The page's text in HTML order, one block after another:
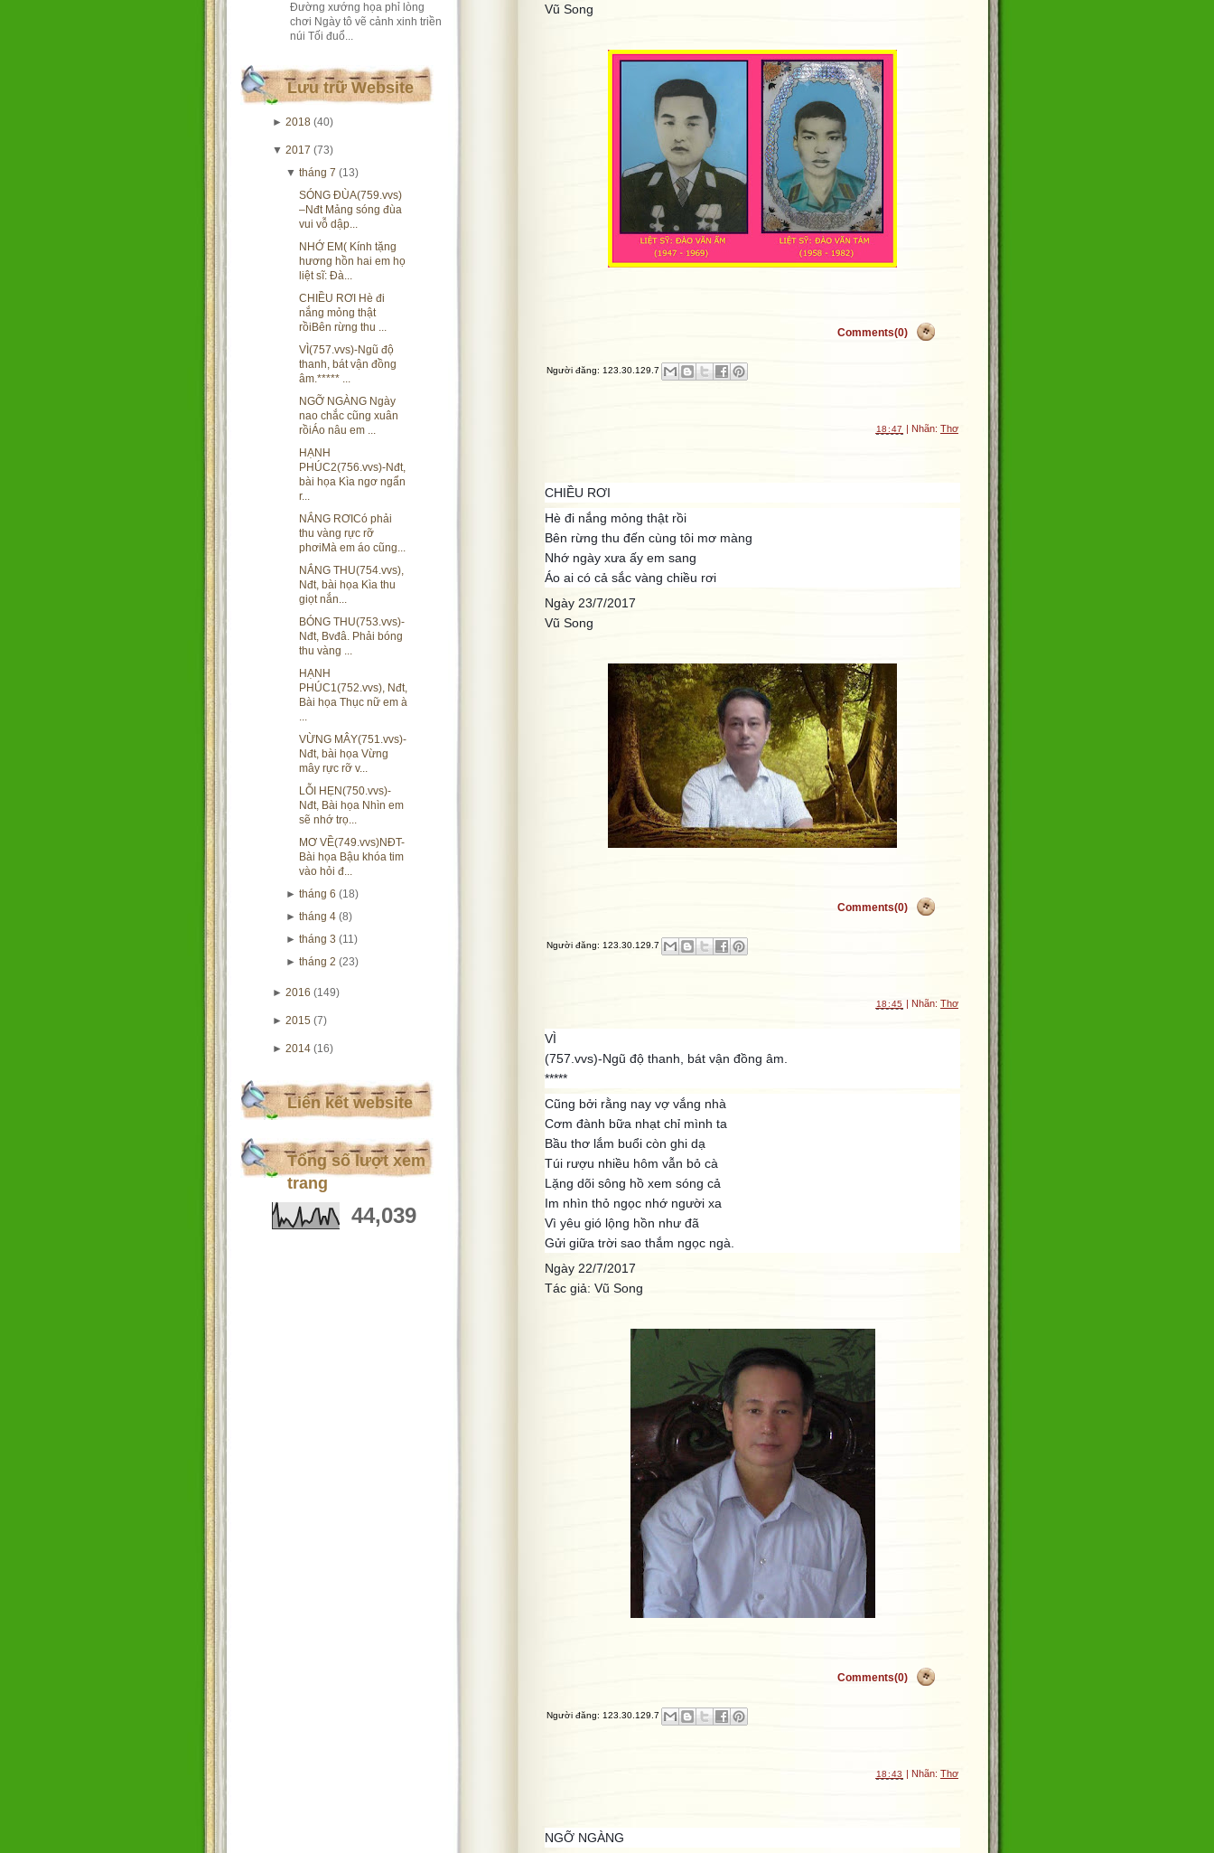
Đường xướng họa phỉ lòng
chơi Ngày tô vẽ cảnh xinh triền
núi Tối đuổ...
Lưu trữ Website
► 2018 (40)
▼ 2017 (73)
▼ tháng 7 (13)
SÓNG ĐÙA(759.vvs)
–Nđt Mảng sóng đùa
vui vỗ dập...
NHỚ EM( Kính tặng
hương hồn hai em họ
liệt sĩ: Đà...
CHIỀU RƠI Hè đi
nắng mỏng thật
rồiBên rừng thu ...
VÌ(757.vvs)-Ngũ độ
thanh, bát vận đồng
âm.***** ...
NGỠ NGÀNG Ngày
nao chắc cũng xuân
rồiÁo nâu em ...
HẠNH
PHÚC2(756.vvs)-Nđt,
bài họa Kìa ngơ ngẩn
r...
NẮNG RƠICó phải
thu vàng rực rỡ
phơiMà em áo cũng...
NẮNG THU(754.vvs),
Nđt, bài họa Kìa thu
giọt nắn...
BÓNG THU(753.vvs)-
Nđt, Bvđâ. Phải bóng
thu vàng ...
HẠNH
PHÚC1(752.vvs), Nđt,
Bài họa Thục nữ em à
...
VỪNG MÂY(751.vvs)-
Nđt, bài họa Vừng
mây rực rỡ v...
LỖI HẸN(750.vvs)-
Nđt, Bài họa Nhìn em
sẽ nhớ trọ...
MƠ VỀ(749.vvs)NĐT-
Bài họa Bậu khóa tim
vào hỏi đ...
► tháng 6 (18)
► tháng 4 (8)
► tháng 3 (11)
► tháng 2 (23)
► 2016 (149)
► 2015 (7)
► 2014 (16)
Liên kết website
Tổng số lượt xem
trang
44,039
Vũ Song
Comments(0)
Người đăng: 123.30.129.7
18:47 | Nhãn: Thơ
CHIỀU RƠI
Hè đi nắng mỏng thật rồi
Bên rừng thu đến cùng tôi mơ màng
Nhớ ngày xưa ấy em sang
Áo ai có cả sắc vàng chiều rơi
Ngày 23/7/2017
Vũ Song
Comments(0)
Người đăng: 123.30.129.7
18:45 | Nhãn: Thơ
VÌ
(757.vvs)-Ngũ độ thanh, bát vận đồng âm.
*****
Cũng bởi rằng nay vợ vắng nhà
Cơm đành bữa nhạt chỉ mình ta
Bầu thơ lắm buổi còn ghi dạ
Túi rượu nhiều hôm vẫn bỏ cà
Lặng dõi sông hồ xem sóng cả
Im nhìn thỏ ngọc nhớ người xa
Vì yêu gió lộng hồn như đã
Gửi giữa trời sao thắm ngọc ngà.
Ngày 22/7/2017
Tác giả: Vũ Song
Comments(0)
Người đăng: 123.30.129.7
18:43 | Nhãn: Thơ
NGỠ NGÀNG